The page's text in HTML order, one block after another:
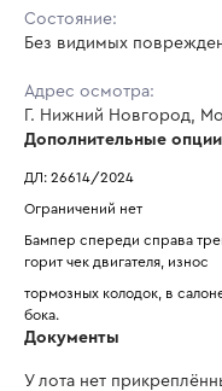
Состояние:
Без видимых
Адрес осмотра:
Г. Нижний Новгород,
Дополнительные опции
ДЛ: 26614/2024
Ограничений нет
Бампер спереди справа
горит чек двигателя, износ
тормозных колодок, в
бока.
Документы
У лота нет